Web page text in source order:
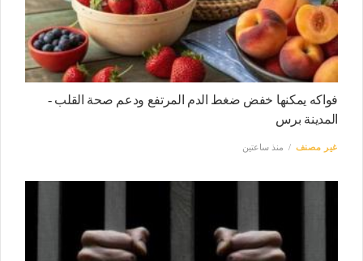
فواكه يمكنها خفض ضغط الدم المرتفع ودعم صحة القلب -
المدينة برس
غير مصنف منذ ساعتين